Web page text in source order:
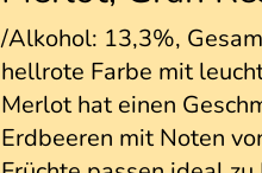
/Alkohol: 13,3%,
hellrote Farbe mit
Merlot hat einen
Erdbeeren mit Noten